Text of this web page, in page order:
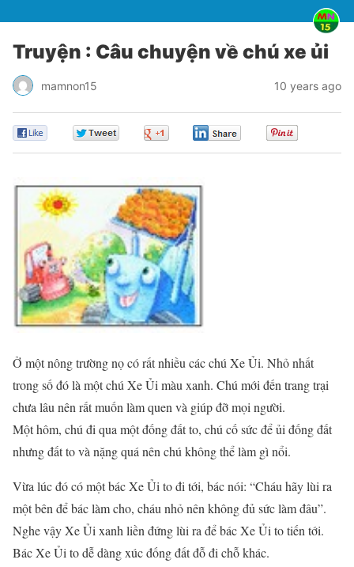
Truyện : Câu chuyện về chú xe ủi
mamnon15 10 years ago
Ở một nông trường nọ có rất nhiều các chú Xe Ủi. Nhỏ nhất
trong số đó là một chú Xe Ủi màu xanh. Chú mới đến trang trại
chưa lâu nên rất muốn làm quen và giúp đỡ mọi người.
Một hôm, chú đi qua một đống đất to, chú cố sức để ủi đống đất
nhưng đất to và nặng quá nên chú không thể làm gì nổi.
Vừa lúc đó có một bác Xe Ủi to đi tới, bác nói: “Cháu hãy lùi ra
một bên để bác làm cho, cháu nhỏ nên không đủ sức làm đâu”.
Nghe vậy Xe Ủi xanh liền đứng lùi ra để bác Xe Ủi to tiến tới.
Bác Xe Ủi to dễ dàng xúc đống đất đỗ đi chỗ khác.